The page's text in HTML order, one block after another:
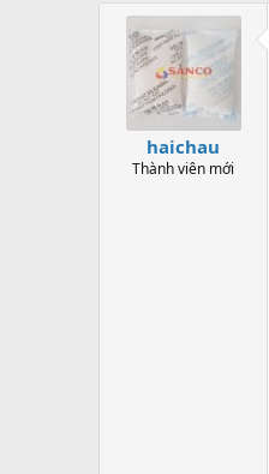
haichau
Thành viên mới